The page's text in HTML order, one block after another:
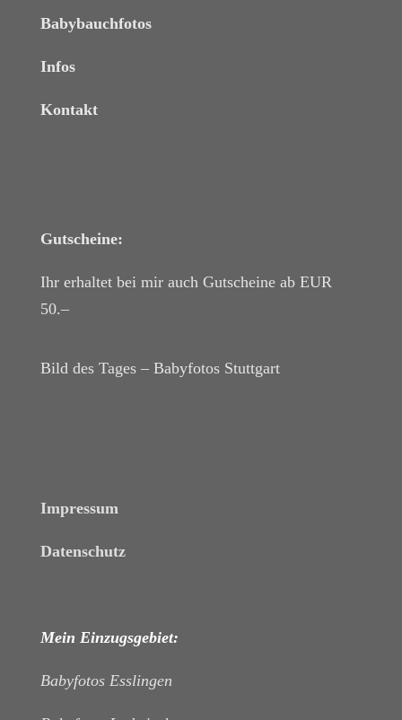
Babybauchfotos
Infos
Kontakt
Gutscheine:
Ihr erhaltet bei mir auch Gutscheine ab EUR
50.–
Bild des Tages – BabyfotosStuttgart
Impressum
Datenschutz
Mein Einzugsgebiet:
Babyfotos Esslingen